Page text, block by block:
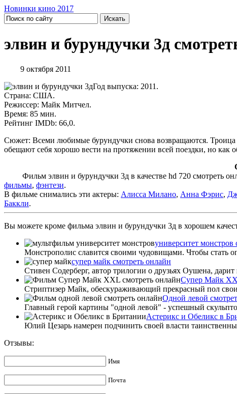
Новинки кино 2017
элвин и бурундучки 3д
9 октября 2011
Год выпуска: 2011.
Страна: США.
Режиссер: Майк Митчел.
Время: 85 мин.
Рейтинг IMDb: 66,0.
Сюжет: Всеми любимые бурундучки снова возвращаются. Троица
обещают себя хорошо вести на протяжении всей поездки, но
Фильм элвин и бурундучки 3д в качестве hd 720 смотреть
фильмы, фэнтези.
В фильме снимались эти актеры: Алисса Милано, Анна Фэрис,
Баккли.
Вы можете кроме фильма элвин и бурундучки 3д в хорошем
университет монстров
Монстрополис славится своими чудовищами. Чтобы стать
супер майк смотреть онлайн
Стивен Содерберг, автор трилогии о друзьях Оушена,
Супер Майк
Стриптизер Майк, обескураживающий прекрасный пол
Одной левой
Главный герой картины "одной левой" - успешный
Астерикс и Обеликс в
Юлий Цезарь намерен подчинить своей власти
Отзывы:
Имя
Почта